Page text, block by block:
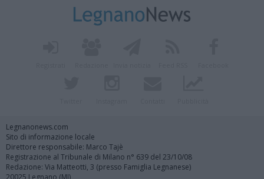
Legnanonews.com
Sito di informazione locale
Direttore responsabile: Marco Tajè
Registrazione al Tribunale di Milano n° 639 del 23/10/08
Redazione: Via Matteotti, 3 (presso Famiglia Legnanese)
20025 Legnano (MI)